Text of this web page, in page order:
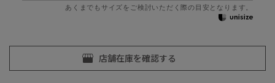
あくまでもサイズをご検討いただく際の目安となります。